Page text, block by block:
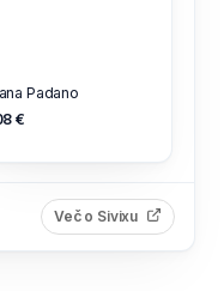
Padano
€
Več o Sivixu (odpre